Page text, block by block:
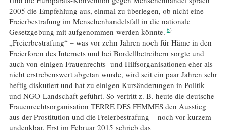
2005 die Empfehlung aus, einmal zu überlegen, ob nicht eine
Freierbestrafung im Menschenhandelsfall in die nationale
Gesetzgebung mit aufgenommen werden könnte. 6
„Freierbestrafung“ – was vor zehn Jahren noch für Häme in den
Freierforen des Internets und bei Bordellbetreibern sorgte und
auch von einigen Frauenrechts- und Hilfsorganisationen eher als
nicht erstrebenswert abgetan wurde, wird seit ein paar Jahren sehr
heftig diskutiert und hat zu einigen Kursänderungen in Politik
und NGO-Landschaft geführt. So vertritt z. B. heute die deutsche
Frauenrechtsorganisation TERRE DES FEMMES den Ausstieg
aus der Prostitution und die Freierbestrafung – noch vor kurzem
undenkbar. Erst im Februar 2015 schrieb das